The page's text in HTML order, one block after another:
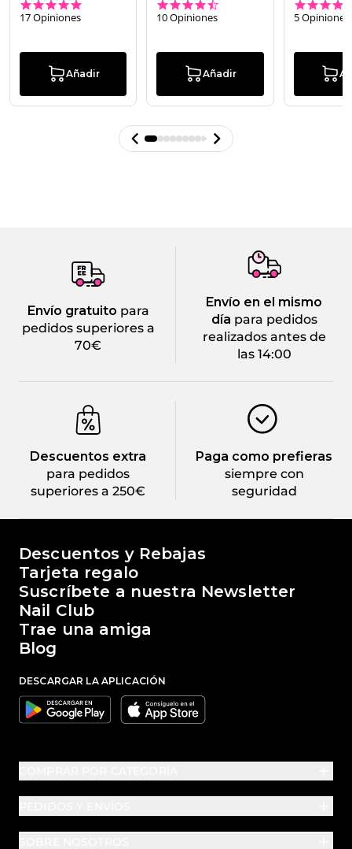
17 Opiniones
Añadir
10 Opiniones
Añadir
5 Opiniones
Envío gratuito para
pedidos superiores a
70€
Envío en el mismo
día para pedidos
realizados antes de
las 14:00
Descuentos extra
para pedidos
superiores a 250€
Paga como prefieras
siempre con
seguridad
El mundo de Passione Beauty
Descuentos y Rebajas
Tarjeta regalo
Suscríbete a nuestra Newsletter
Nail Club
Trae una amiga
Blog
DESCARGAR LA APLICACIÓN
Google Apple